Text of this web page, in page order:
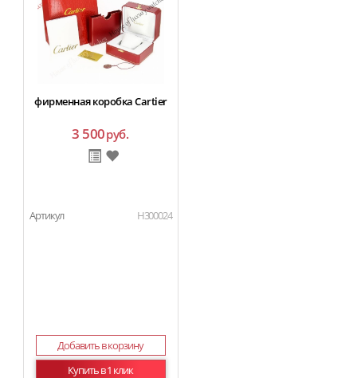
фирменная коробка Cartier
3 500руб.
Артикул H300024
Добавить в корзину
Купить в 1 клик